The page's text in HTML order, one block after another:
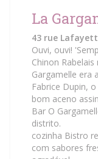
La
43 rue
Ouvi, ouvi!
Chinon
Gargamelle era
Fabrice Dupin,
bom aceno
Bar O
distrito.
cozinha Bistro
com sabores